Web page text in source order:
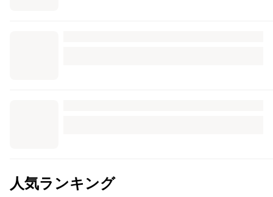
人気ランキング